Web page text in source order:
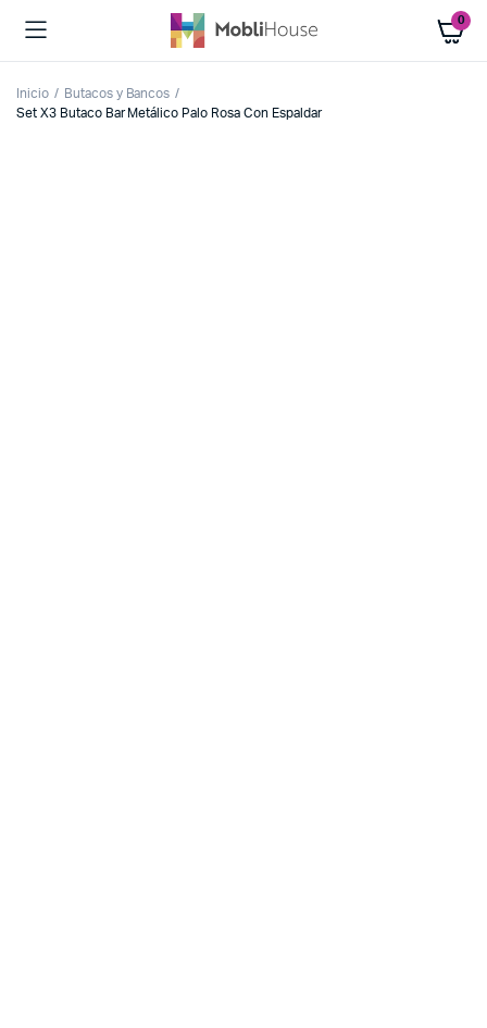
0
Inicio
Butacos y Bancos
Set X3 Butaco Bar Metálico Palo Rosa Con Espaldar